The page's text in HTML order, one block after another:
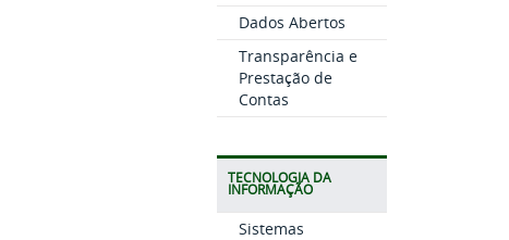
Dados Abertos
Transparência e
Prestação de
Contas
TECNOLOGIA DA
INFORMAÇÃO
Sistemas